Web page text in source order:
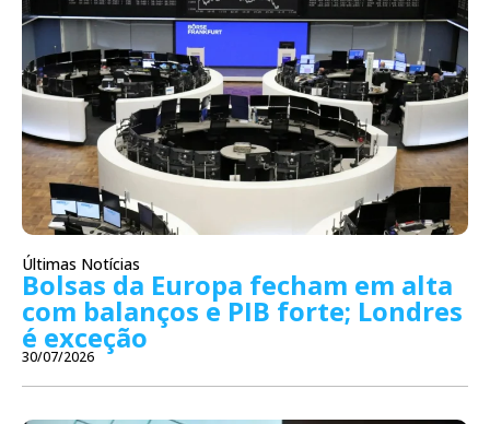
Últimas Notícias
Bolsas da Europa fecham em alta
com balanços e PIB forte; Londres
é exceção
30/07/2026